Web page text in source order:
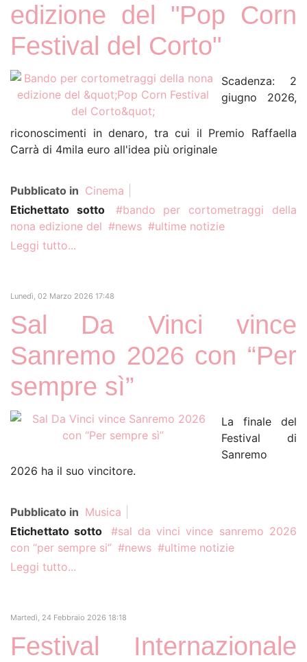
edizione del "Pop Corn
Festival del Corto"
Scadenza: 2
giugno 2026,
riconoscimenti in denaro, tra cui il Premio Raffaella
Carrà di 4mila euro all'idea più originale
Pubblicato in Cinema
Etichettato sotto
bando per cortometraggi della
nona edizione del
news
ultime notizie
Leggi tutto...
Lunedì, 02 Marzo 2026 17:48
Sal Da Vinci vince
Sanremo 2026 con “Per
sempre sì”
La finale del
Festival di
Sanremo
2026 ha il suo vincitore.
Pubblicato in Musica
Etichettato sotto
sal da vinci vince sanremo 2026
con “per sempre si”
news
ultime notizie
Leggi tutto...
Martedì, 24 Febbraio 2026 18:18
Festival Internazionale